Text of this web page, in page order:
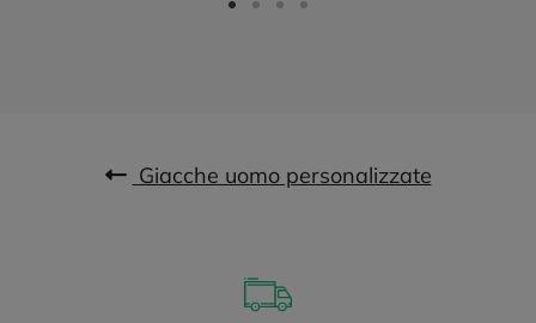
Giacche uomo personalizzate